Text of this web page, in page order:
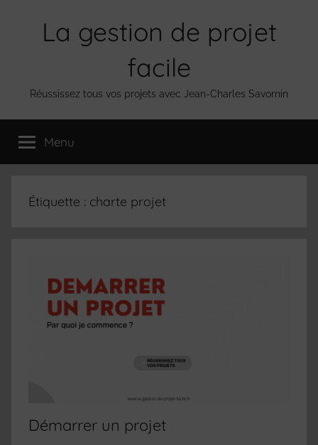
La gestion de projet
facile
Réussissez tous vos projets avec Jean-Charles Savornin
Menu
Étiquette : charte projet
Démarrer un projet